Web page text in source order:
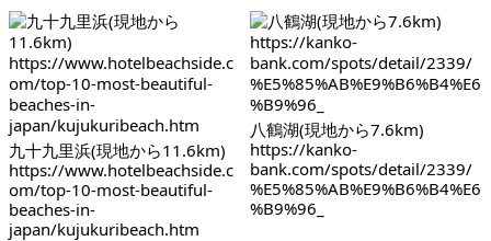
九十九里浜(現地から11.6km)
https://www.hotelbeachside.c
om/top-10-most-beautiful-
beaches-in-
japan/kujukuribeach.htm
八鶴湖(現地から7.6km)
https://kanko-
bank.com/spots/detail/2339/
%E5%85%AB%E9%B6%B4%E6
%B9%96_